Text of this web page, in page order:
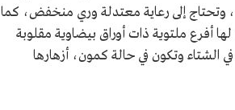
وتحتاج إلى رعاية معتدلة وري منخفض، كما
لها أفرع ملتوية ذات أوراق بيضاوية مقلوبة
الشتاء وتكون في حالة كمون، أزهارها